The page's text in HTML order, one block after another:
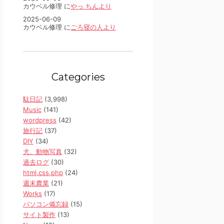
カウベル修理 にやっ ちんより
2025-06-09
カウベル修理 に ごろ寝の人より
Categories
駄日記 (3,998)
Music (141)
wordpress (42)
旅行記 (37)
DIY (34)
犬、動物写真 (32)
過去ログ (30)
html,css,php (24)
週末農業 (21)
Works (17)
パソコン備忘録 (15)
サイト製作 (13)